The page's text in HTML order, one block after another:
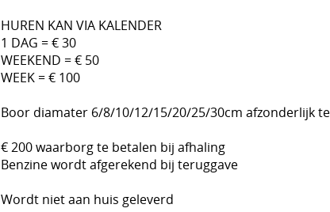
HUREN KAN VIA KALENDER
1 DAG = € 30
WEEKEND = € 50
WEEK = € 100
Boor diamater 6/8/10/12/15/20/25/30cm afzonderlijk
€ 200 waarborg te betalen bij afhaling
Benzine wordt afgerekend bij teruggave
Wordt niet aan huis geleverd